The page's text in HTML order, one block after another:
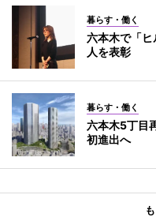
暮らす・働く
六本木で「
人を表彰
暮らす・働く
六本木5丁目
初進出へ